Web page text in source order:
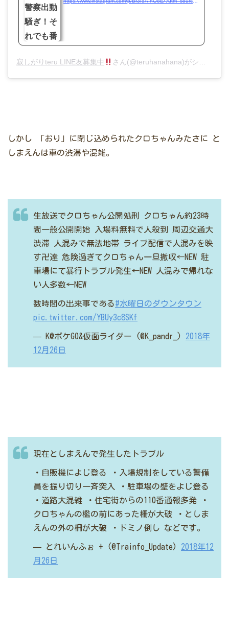
寂しがりteru LINE友募集中 さん(@teruhanahana)がシェアした投稿 –
しかし 「おり」に閉じ込められたクロちゃんみたさに と
しまえんは車の渋滞や混雑。
生放送でクロちゃん公開処刑
クロちゃん約23時
間一般公開開始 入場料無料で人殺到
周辺交通大
渋滞 人混みで無法地帯 ライブ配信で人混みを映
す卍達 危険過ぎてクロちゃん一旦撤収←NEW 駐
車場にて暴行トラブル発生←NEW 人混みで帰れな
い人多数←NEW
数時間の出来事である#水曜日のダウンタウン
pic.twitter.com/YBUy3c8SKf
— K@ポケGO&仮面ライダー (@K_pandr_) 2018年
12月26日
現在としまえんで発生したトラブル
・自販機によじ登る
・入場規制をしている警備
員を振り切り一斉突入 ・駐車場の壁をよじ登る
・道路大混雑 ・住宅街からの110番通報多発 ・
クロちゃんの檻の前にあった柵が大破 ・としま
えんの外の柵が大破 ・ドミノ倒し などです。
— とれいんふぉ + (@Trainfo_Update) 2018年12
月26日